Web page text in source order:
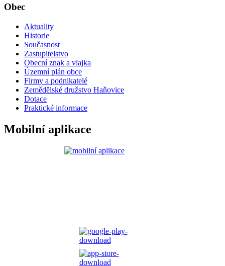
Obec
Aktuality
Historie
Současnost
Zastupitelstvo
Obecní znak a vlajka
Územní plán obce
Firmy a podnikatelé
Zemědělské družstvo Haňovice
Dotace
Praktické informace
Mobilní aplikace